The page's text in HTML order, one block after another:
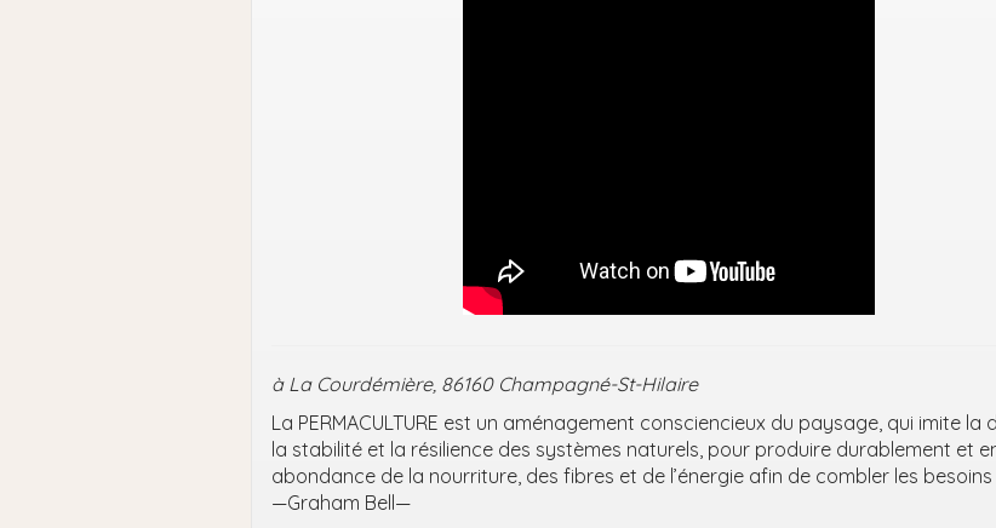
à La Courdémière, 86160 Champagné-St-Hilaire
La PERMACULTURE est un aménagement consciencieux du paysage, qui imite la
la stabilité et la résilience des systèmes naturels, pour produire durablement et
abondance de la nourriture, des fibres et de l’énergie afin de combler les besoins
—Graham Bell—